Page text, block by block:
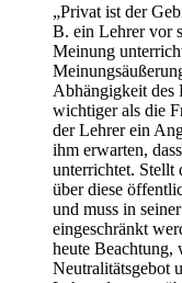
„Privat ist der
B. ein Lehrer vor
Meinung
Abhängigkeit des
wichtiger als die
der Lehrer ein
ihm erwarten,
unterrichtet. Stellt
über diese
und muss in
eingeschränkt
heute Beachtung,
Neutralitätsgebot